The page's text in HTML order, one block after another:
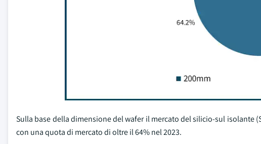
Sulla base della dimensione del wafer il mercato del silicio-sul isolante
con una quota di mercato di oltre il 64% nel 2023.